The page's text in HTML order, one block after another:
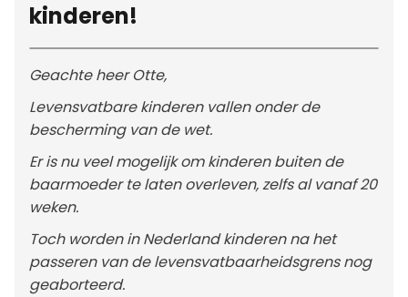
kinderen!
Geachte heer Otte,
Levensvatbare kinderen vallen onder de
bescherming van de wet.
Er is nu veel mogelijk om kinderen buiten de
baarmoeder te laten overleven, zelfs al vanaf 20
weken.
Toch worden in Nederland kinderen na het
passeren van de levensvatbaarheidsgrens nog
geaborteerd.